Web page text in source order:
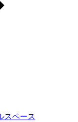
スペース